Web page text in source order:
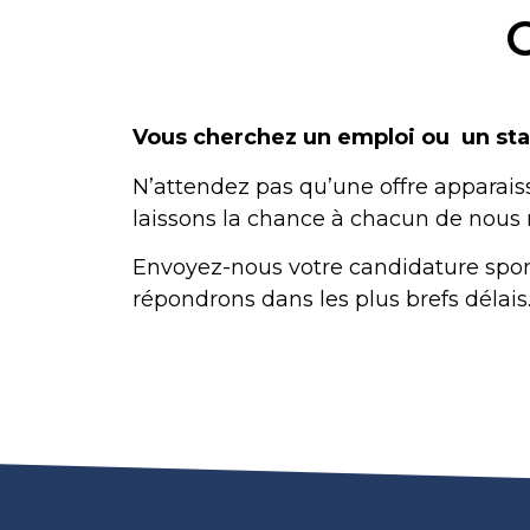
Vous cherchez un emploi ou un
N’attendez pas qu’une offre
laissons la chance à chacun de nous
Envoyez-nous votre candidature
répondrons dans les plus brefs délais.